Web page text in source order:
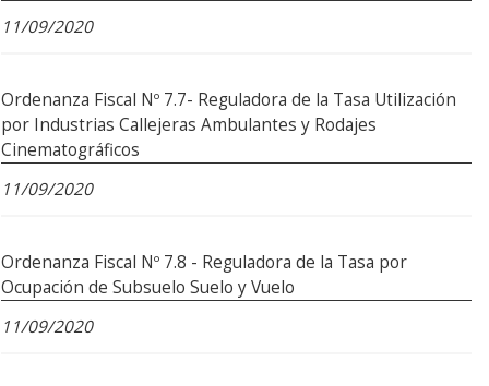
11/09/2020
Ordenanza Fiscal Nº 7.7- Reguladora de la Tasa Utilización
por Industrias Callejeras Ambulantes y Rodajes
Cinematográficos
11/09/2020
Ordenanza Fiscal Nº 7.8 - Reguladora de la Tasa por
Ocupación de Subsuelo Suelo y Vuelo
11/09/2020